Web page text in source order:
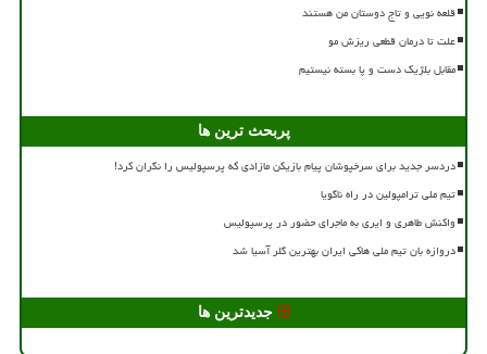
قلعه نویی و تاج دوستان من هستند
علت تا درمان قطعی ریزش مو
مقابل بلژیک دست و پا بسته نیستیم
پربحث ترین ها
دردسر جدید برای سرخپوشان پیام بازیکن مازادی که پرسپولیس را نگران کرد!
تیم ملی ترامپولین در راه ناگویا
واکنش طاهری و ایری به ماجرای حضور در پرسپولیس
دروازه بان تیم ملی هاکی ایران بهترین گلر آسیا شد
جدیدترین ها